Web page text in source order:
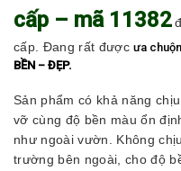
cấp – mã 11382
cấp. Đang rất đượcưa
BỀN – ĐẸP.
Sản phẩm có khả năng
vỡ cùng độ bền màu ổn
như ngoài vườn. Không
trường bên ngoài, cho độ